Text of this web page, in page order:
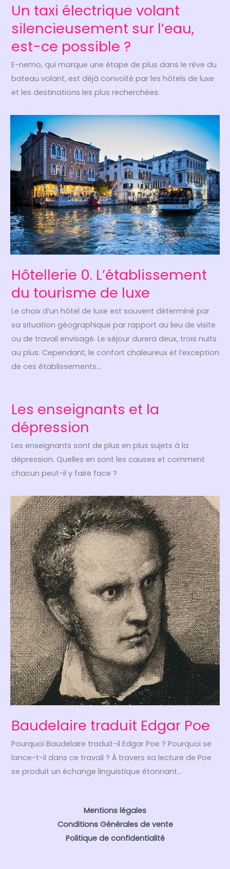
Un taxi électrique volant
silencieusement sur l’eau,
est-ce possible ?
E-nemo, qui marque une étape de plus dans le rêve du
bateau volant, est déjà convoité par les hôtels de luxe
et les destinations les plus recherchées.
Hôtellerie 0. L’établissement
du tourisme de luxe
Le choix d’un hôtel de luxe est souvent déterminé par
sa situation géographique par rapport au lieu de visite
ou de travail envisagé. Le séjour durera deux, trois nuits
au plus. Cependant, le confort chaleureux et l’exception
de ces établissements…
Les enseignants et la
dépression
Les enseignants sont de plus en plus sujets à la
dépression. Quelles en sont les causes et comment
chacun peut-il y faire face ?
Baudelaire traduit Edgar Poe
Pourquoi Baudelaire traduit-il Edgar Poe ? Pourquoi se
lance-t-il dans ce travail ? À travers sa lecture de Poe
se produit un échange linguistique étonnant…
Mentions légales
Conditions Générales de vente
Politique de confidentialité